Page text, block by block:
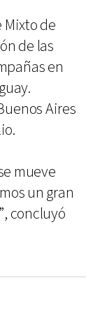
de
de las
en
Aires
mueve
un gran
concluyó